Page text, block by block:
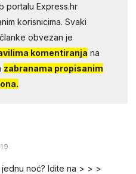
portalu Express.hr
korisnicima. Svaki
obvezan je
komentiranja na
zabranama propisanim
noć? Idite na > > >